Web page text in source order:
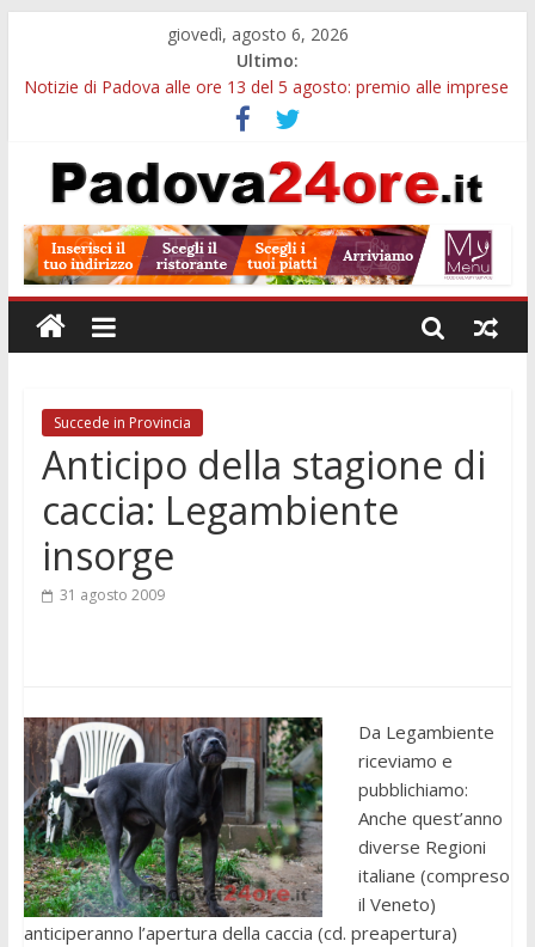
giovedì, agosto 6, 2026
Ultimo:
Notizie di Padova alle ore 13 del 5 agosto: premio alle imprese
Notizie di Padova alle ore 21: SIT torna all’utile, crescono le
auto nuove e concorsi comunali
Transizione 4.0, più tempo alle imprese del Padovano:
Quando le dimissioni non fanno perdere la NASpI: le tutele
previste nei casi di violenza di genere
Malattie neurodegenerative, uno studio dell’Università di
Padova parte dall’infiammazione intestinale
Succede in Provincia
Anticipo della stagione di
caccia: Legambiente
insorge
31 agosto 2009
Da Legambiente
riceviamo e
pubblichiamo:
Anche quest’anno
diverse Regioni
italiane (compreso
il Veneto)
anticiperanno l’apertura della caccia (cd. preapertura)